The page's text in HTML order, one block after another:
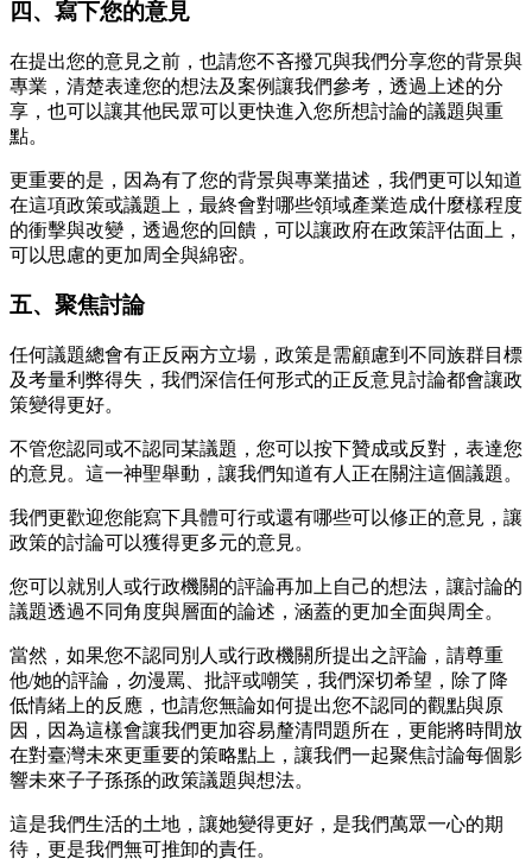
四、寫下您的意見
在提出您的意見之前，也請您不吝撥冗與我們分享您的背景與
專業，清楚表達您的想法及案例讓我們參考，透過上述的分
享，也可以讓其他民眾可以更快進入您所想討論的議題與重
點。
更重要的是，因為有了您的背景與專業描述，我們更可以知道
在這項政策或議題上，最終會對哪些領域產業造成什麼樣程度
的衝擊與改變，透過您的回饋，可以讓政府在政策評估面上，
可以思慮的更加周全與綿密。
五、聚焦討論
任何議題總會有正反兩方立場，政策是需顧慮到不同族群目標
及考量利弊得失，我們深信任何形式的正反意見討論都會讓政
策變得更好。
不管您認同或不認同某議題，您可以按下贊成或反對，表達您
的意見。這一神聖舉動，讓我們知道有人正在關注這個議題。
我們更歡迎您能寫下具體可行或還有哪些可以修正的意見，讓
政策的討論可以獲得更多元的意見。
您可以就別人或行政機關的評論再加上自己的想法，讓討論的
議題透過不同角度與層面的論述，涵蓋的更加全面與周全。
當然，如果您不認同別人或行政機關所提出之評論，請尊重
他/她的評論，勿漫罵、批評或嘲笑，我們深切希望，除了降
低情緒上的反應，也請您無論如何提出您不認同的觀點與原
因，因為這樣會讓我們更加容易釐清問題所在，更能將時間放
在對臺灣未來更重要的策略點上，讓我們一起聚焦討論每個影
響未來子子孫孫的政策議題與想法。
這是我們生活的土地，讓她變得更好，是我們萬眾一心的期
待，更是我們無可推卸的責任。